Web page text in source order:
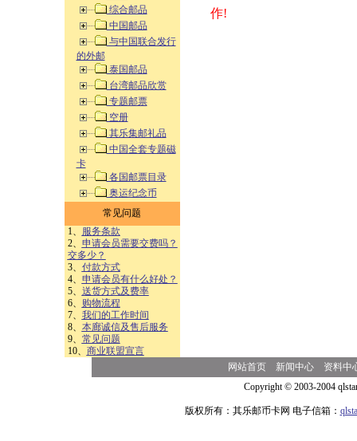
综合邮品
中国邮品
与中国联合发行
的外邮
泰国邮品
台湾邮品欣赏
专题邮票
空册
其乐集邮礼品
中国全套专题磁
卡
各国邮票目录
奥运纪念币
常见问题
1、
服务条款
2、 申请会员需要交费吗？
交多少？
3、 付款方式
4、 申请会员有什么好处？
5、 送货方式及费率
6、
购物流程
7、 我们的工作时间
8、 本廊诚信及售后服务
9、 常见问题
10、 商业联盟宣言
作!
网站首页 新闻中心
资料中
Copyright © 2003-2004
版权所有：其乐邮币卡网 电子信箱：